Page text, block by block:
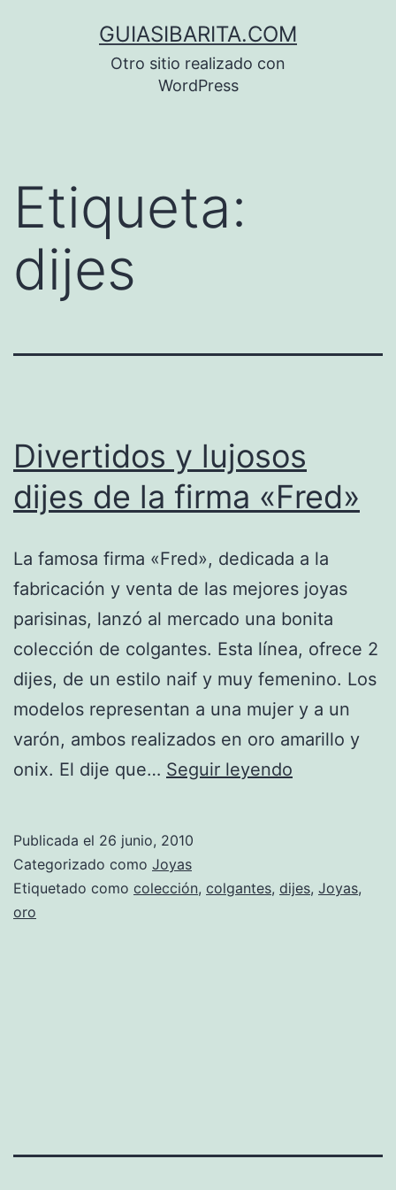
GUIASIBARITA.COM
Otro sitio realizado con
WordPress
Etiqueta:
dijes
Divertidos y lujosos
dijes de la firma «Fred»
La famosa firma «Fred», dedicada a la
fabricación y venta de las mejores joyas
parisinas, lanzó al mercado una bonita
colección de colgantes. Esta línea, ofrece 2
dijes, de un estilo naif y muy femenino. Los
modelos representan a una mujer y a un
varón, ambos realizados en oro amarillo y
onix. El dije que… Seguir leyendo
de
Publicada el 26 junio, 2010
Categorizado como Joyas
Etiquetado como colección, colgantes, dijes, Joyas,
oro